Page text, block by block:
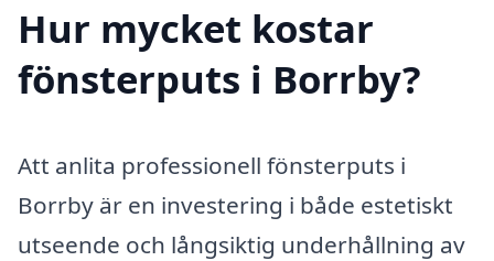
Hur mycket kostar
fönsterputs i Borrby?
Att anlita professionell fönsterputs i
Borrby är en investering i både estetiskt
utseende och långsiktig underhållning av